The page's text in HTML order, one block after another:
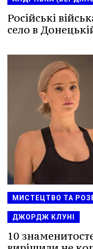
Російські
село в
МИСТЕЦТВО ТА
ДЖОРДЖ КЛУНІ
10